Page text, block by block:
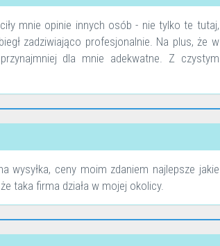
mnie opinie innych osób - nie tylko te tutaj,
zadziwiająco profesjonalnie. Na plus, że w
dla mnie adekwatne. Z czystym
wysyłka, ceny moim zdaniem najlepsze jakie
taka firma działa w mojej okolicy.